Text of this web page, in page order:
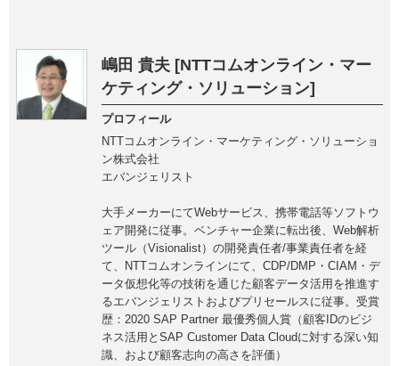
嶋田 貴夫 [NTTコムオンライン・マー
ケティング・ソリューション]
プロフィール
NTTコムオンライン・マーケティング・ソリューショ
ン株式会社
エバンジェリスト
大手メーカーにてWebサービス、携帯電話等ソフトウ
ェア開発に従事。ベンチャー企業に転出後、Web解析
ツール（Visionalist）の開発責任者/事業責任者を経
て、NTTコムオンラインにて、CDP/DMP・CIAM・デ
ータ仮想化等の技術を通じた顧客データ活用を推進す
るエバンジェリストおよびプリセールスに従事。受賞
歴：2020 SAP Partner 最優秀個人賞（顧客IDのビジ
ネス活用とSAP Customer Data Cloudに対する深い知
識、および顧客志向の高さを評価）